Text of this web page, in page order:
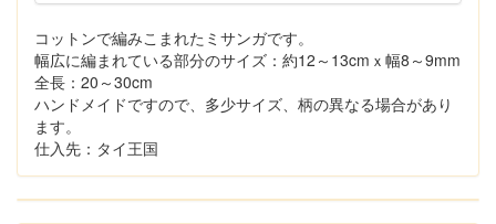
コットンで編みこまれたミサンガです。
幅広に編まれている部分のサイズ：約12～13cmｘ幅8～9mm
全長：20～30cm
ハンドメイドですので、多少サイズ、柄の異なる場合があり
ます。
仕入先：タイ王国